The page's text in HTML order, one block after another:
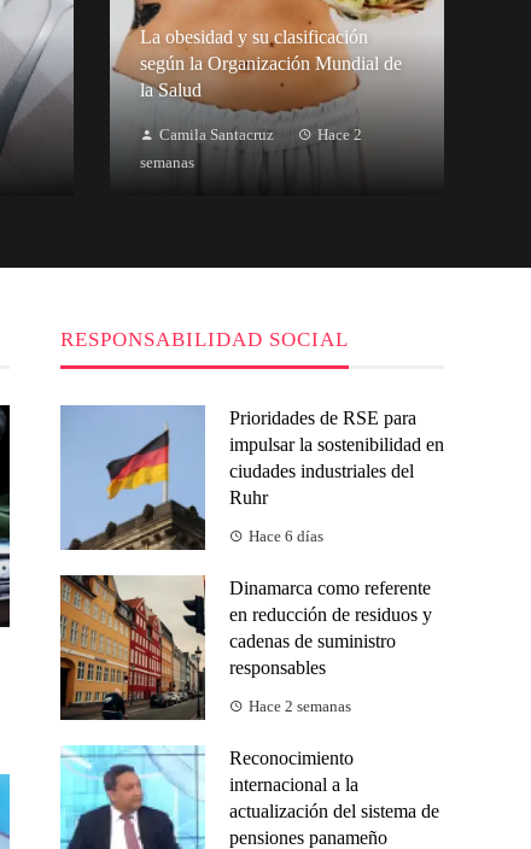
La obesidad y su clasificación
según la Organización Mundial de
la Salud
Camila Santacruz
Hace 2
semanas
RESPONSABILIDAD SOCIAL
Prioridades de RSE para
impulsar la sostenibilidad en
ciudades industriales del
Ruhr
Hace 6 días
Dinamarca como referente
en reducción de residuos y
cadenas de suministro
responsables
Hace 2 semanas
Reconocimiento
internacional a la
actualización del sistema de
pensiones panameño